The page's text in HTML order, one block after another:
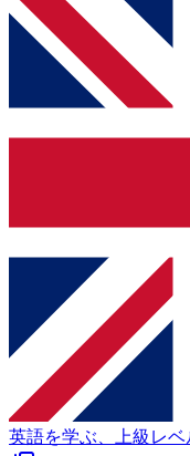
英語を学ぶ、上級レベ